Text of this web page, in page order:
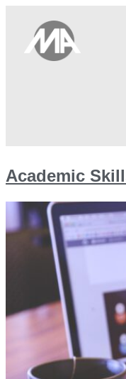
Academic